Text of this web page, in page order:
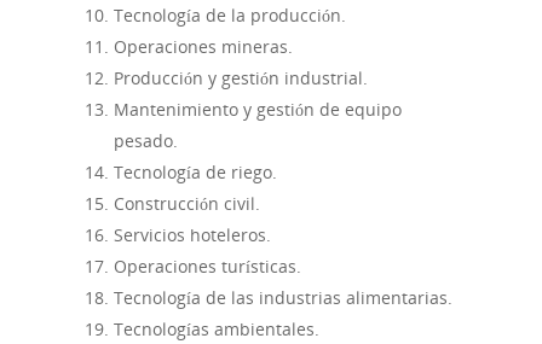
Tecnología de la producción.
Operaciones mineras.
Producción y gestión industrial.
Mantenimiento y gestión de equipo
pesado.
Tecnología de riego.
Construcción civil.
Servicios hoteleros.
Operaciones turísticas.
Tecnología de las industrias alimentarias.
Tecnologías ambientales.